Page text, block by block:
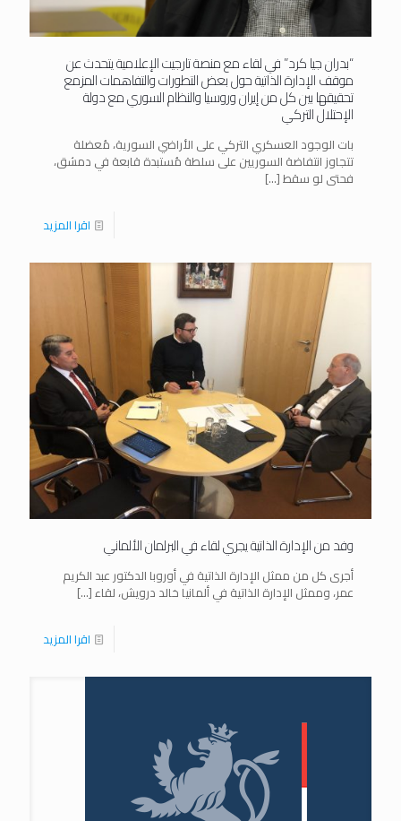
“بدران جيا كرد” في لقاء مع منصة تارجيت الإعلامية يتحدث عن
موقف الإدارة الذاتية حول بعض التطورات والتفاهمات المزمع
تحقيقها بين كل من إيران وروسيا والنظام السوري مع دولة
الإحتلال التركي
بات الوجود العسكري التركي على الأراضي السورية، مُعضلة
تتجاوز انتفاضة السوريين على سلطة مُستبدة قابعة في دمشق،
فحتى لو سقط[…]
اقرا المزيد
وفد من الإدارة الذاتية يجري لقاء في البرلمان الألماني
أجرى كل من ممثل الإدارة الذاتية في أوروبا الدكتور عبد الكريم
عمر، وممثل الإدارة الذاتية في ألمانيا خالد درويش، لقاء[…]
اقرا المزيد